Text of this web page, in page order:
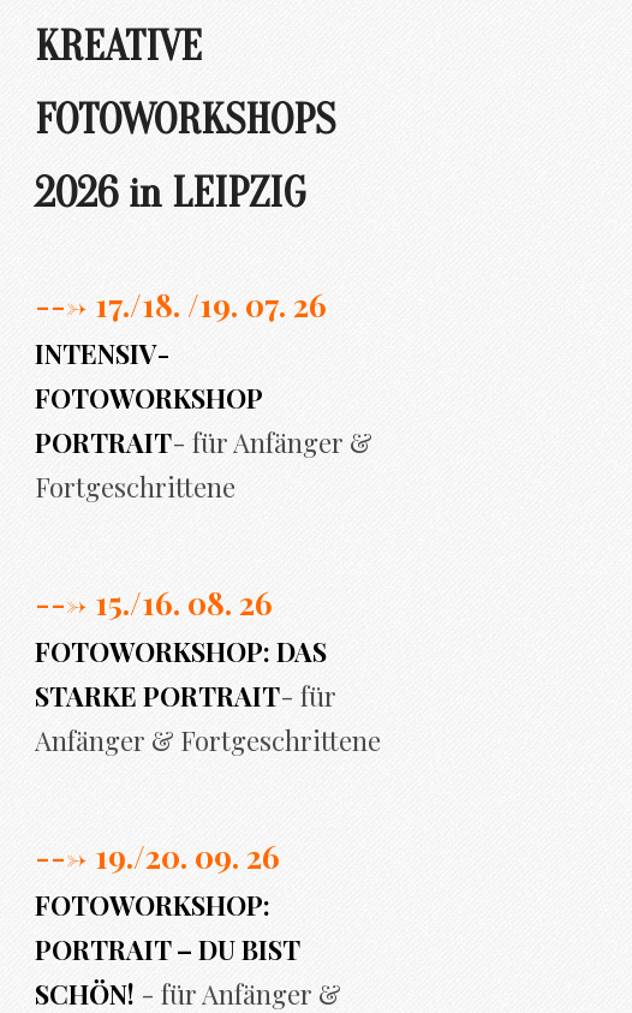
KREATIVE
FOTOWORKSHOPS
2026 in LEIPZIG
---> 17./18. /19. 07. 26
INTENSIV-
FOTOWORKSHOP
PORTRAIT- für Anfänger &
Fortgeschrittene
---> 15./16. 08. 26
FOTOWORKSHOP: DAS
STARKE PORTRAIT- für
Anfänger & Fortgeschrittene
---> 19./20. 09. 26
FOTOWORKSHOP:
PORTRAIT – DU BIST
SCHÖN! - für Anfänger &